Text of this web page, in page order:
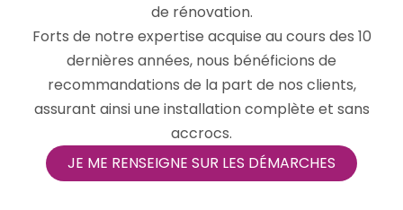
de rénovation.
Forts de notre expertise acquise au cours des 10
dernières années, nous bénéficions de
recommandations de la part de nos clients,
assurant ainsi une installation complète et sans
accrocs.
JE ME RENSEIGNE SUR LES DÉMARCHES